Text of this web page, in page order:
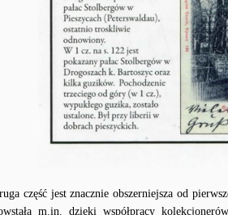
część jest znacznie obszerniejsza od
m.in. dzięki współpracy